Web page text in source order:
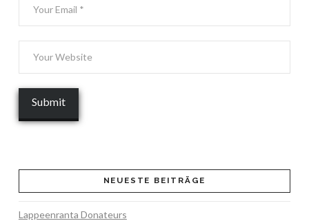
NEUESTE BEITRÄGE
Lappeenranta Donateurs